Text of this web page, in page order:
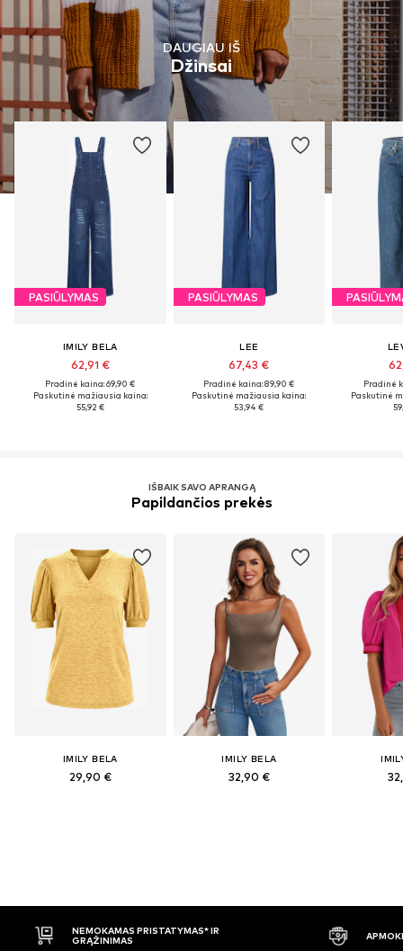
DAUGIAU IŠ
Džinsai
PASIŪLYMAS
IMILY BELA
62,91 €
Pradinė kaina: 69,90 €
Paskutinė mažiausia kaina:
55,92 €
PASIŪLYMAS
LEE
67,43 €
Pradinė kaina: 89,90 €
Paskutinė mažiausia kaina:
53,94 €
Pradinė
Paskutinė
IŠBAIK SAVO APRANGĄ
Papildančios prekės
IMILY BELA
29,90 €
IMILY BELA
32,90 €
APMOKĖJIMAS PRISTAČIUS 30 DIENŲ